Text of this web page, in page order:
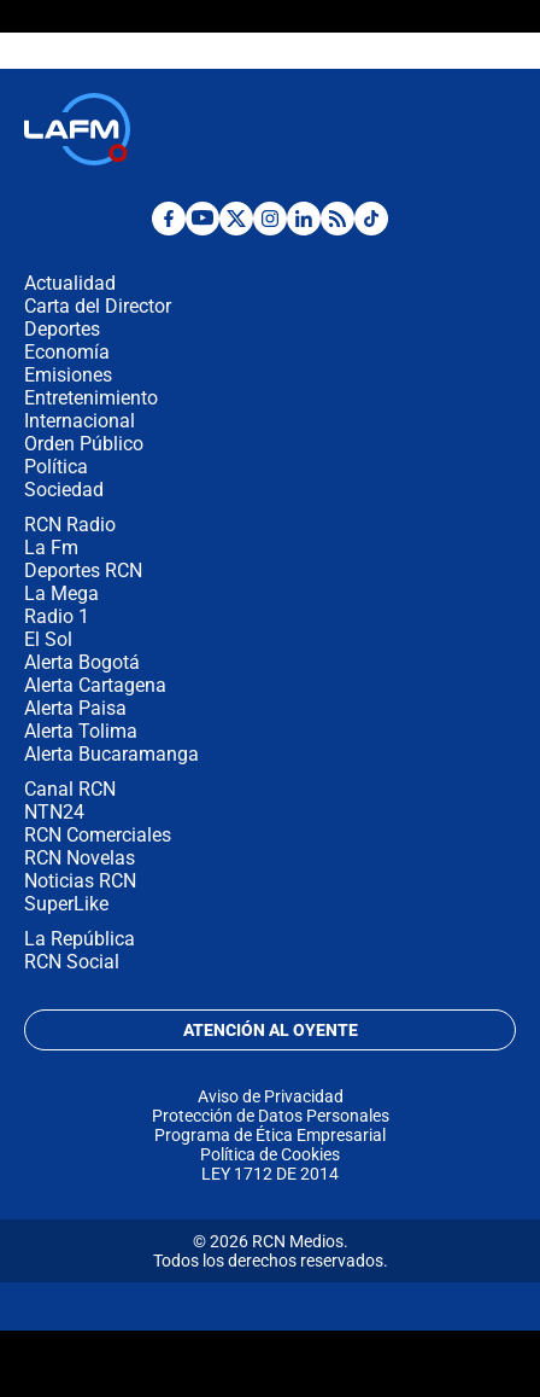
¿Por qué De la Espriella gobernará
Actualidad
Carta del Director
Deportes
Economía
Emisiones
Entretenimiento
Internacional
Orden Público
Política
Sociedad
RCN Radio
La Fm
Deportes RCN
La Mega
Radio 1
El Sol
Alerta Bogotá
Alerta Cartagena
Alerta Paisa
Alerta Tolima
Alerta Bucaramanga
Canal RCN
NTN24
RCN Comerciales
RCN Novelas
Noticias RCN
SuperLike
La República
RCN Social
ATENCIÓN AL OYENTE
Aviso de Privacidad
Protección de Datos Personales
Programa de Ética Empresarial
Política de Cookies
LEY 1712 DE 2014
© 2026 RCN Medios.
Todos los derechos reservados.